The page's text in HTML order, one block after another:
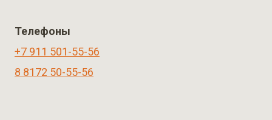
Телефоны
+7 911 501-55-56
8 8172 50-55-56